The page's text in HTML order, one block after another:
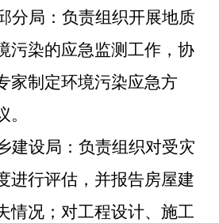
分局：负责组织开展地质
污染的应急监测工作，协
家制定环境污染应急方
建设局：负责组织对受灾
进行评估，并报告房屋建
情况；对工程设计、施工